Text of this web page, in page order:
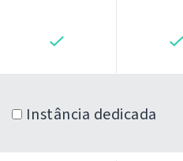
Instância dedicada